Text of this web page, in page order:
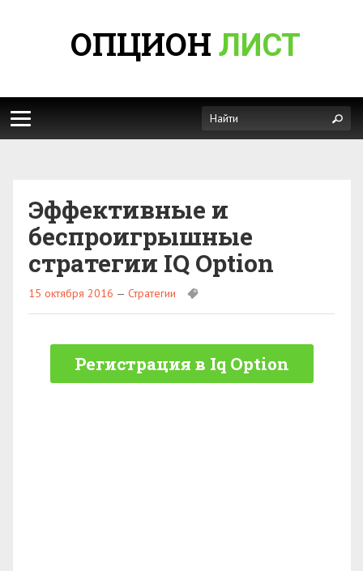
ОПЦИОН ЛИСТ
Эффективные и
беспроигрышные
стратегии IQ Option
15 октября 2016 — Стратегии
Регистрация в Iq Option